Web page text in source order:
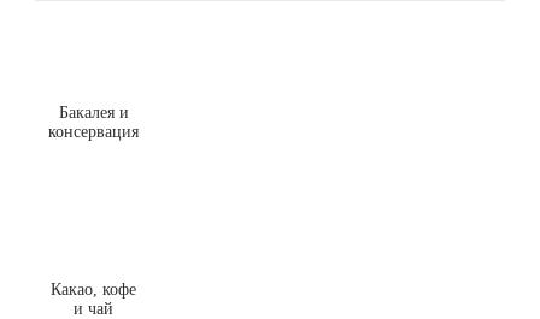
Бакалея и
консервация
Какао, кофе
и чай